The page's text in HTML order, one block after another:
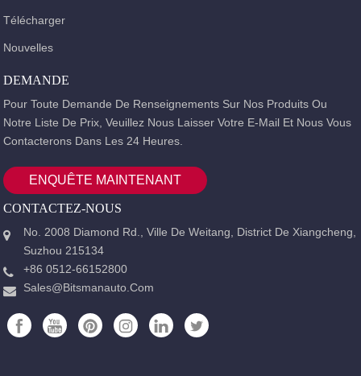
Télécharger
Nouvelles
DEMANDE
Pour Toute Demande De Renseignements Sur Nos Produits Ou
Notre Liste De Prix, Veuillez Nous Laisser Votre E-Mail Et Nous Vous
Contacterons Dans Les 24 Heures.
ENQUÊTE MAINTENANT
CONTACTEZ-NOUS
No. 2008 Diamond Rd., Ville De Weitang, District De Xiangcheng,
Suzhou 215134
+86 0512-66152800
Sales@bitsmanauto.com